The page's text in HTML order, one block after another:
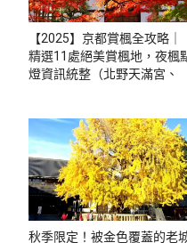
【2025】京都賞楓全攻略｜
精選11處絕美賞楓地，夜楓
燈資訊統整（北野天滿宮、貴
秋季限定！被金色覆蓋的老